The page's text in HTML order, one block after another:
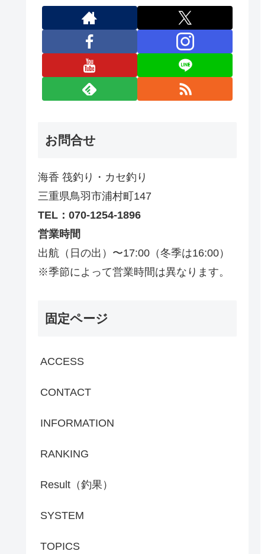
お問合せ
海香 筏釣り・カセ釣り
三重県鳥羽市浦村町147
TEL：070-1254-1896
営業時間
出航（日の出）〜17:00（冬季は16:00）
※季節によって営業時間は異なります。
固定ページ
ACCESS
CONTACT
INFORMATION
RANKING
Result（釣果）
SYSTEM
TOPICS